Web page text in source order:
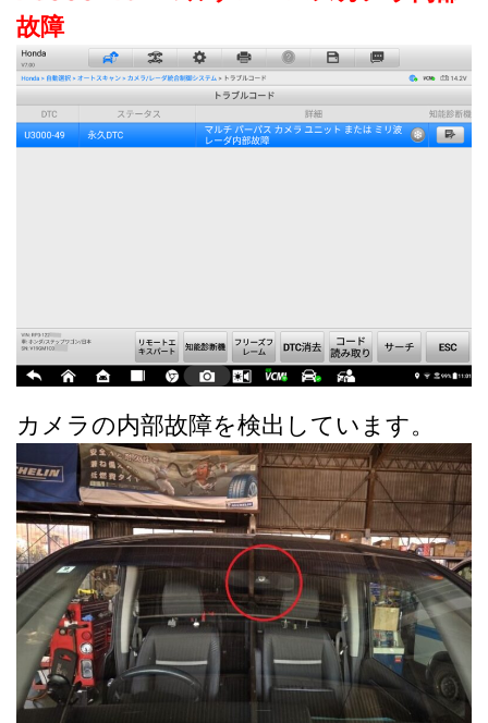
故障
カメラの内部故障を検出しています。